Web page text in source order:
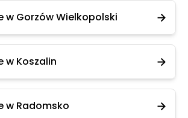
w Gorzów Wielkopolski
w Koszalin
w Radomsko